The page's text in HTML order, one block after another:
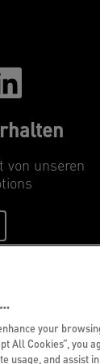
von unseren
your
All Cookies”, you
usage, and assist